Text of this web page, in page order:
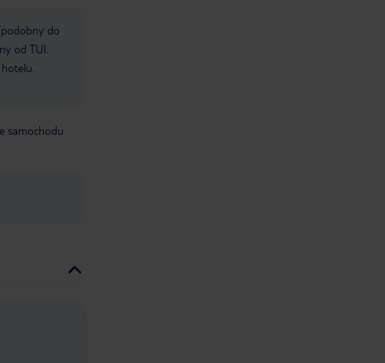
do
od TUI.
samochodu